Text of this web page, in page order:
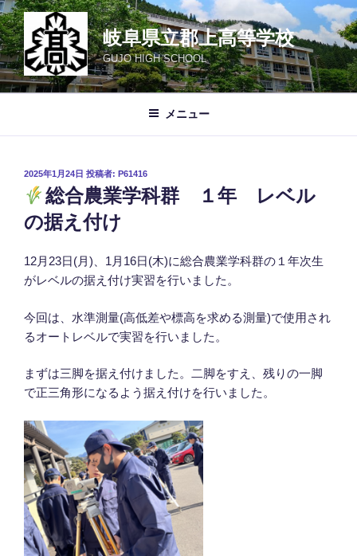
コ
ン
テ
ン
ツ
岐阜県立郡上高等学校
GUJO HIGH SCHOOL
メニュー
投
日:
2025年1月24日 投稿者: P61416
総合農業学科群 １年 レベル
の据え付け
12月23日(月)、1月16日(木)に総合農業学科群の１年次生
がレベルの据え付け実習を行いました。
今回は、水準測量(高低差や標高を求める測量)で使用され
るオートレベルで実習を行いました。
まずは三脚を据え付けました。二脚をすえ、残りの一脚
で正三角形になるよう据え付けを行いました。